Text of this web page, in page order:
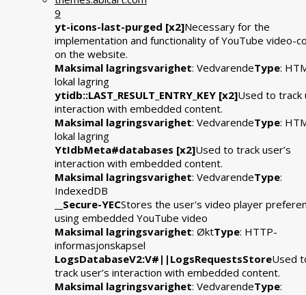
9
yt-icons-last-purged [x2]Necessary for the
implementation and functionality of YouTube video-
on the website.
Maksimal lagringsvarighet: VedvarendeType:
lokal lagring
ytidb::LAST_RESULT_ENTRY_KEY [x2]Used to track
interaction with embedded content.
Maksimal lagringsvarighet: VedvarendeType:
lokal lagring
YtIdbMeta#databases [x2]Used to track user’s
interaction with embedded content.
Maksimal lagringsvarighet: VedvarendeType:
IndexedDB
__Secure-YECStores the user's video player
using embedded YouTube video
Maksimal lagringsvarighet: ØktType: HTTP-
informasjonskapsel
LogsDatabaseV2:V#||LogsRequestsStoreUsed
track user’s interaction with embedded content.
Maksimal lagringsvarighet: VedvarendeType: